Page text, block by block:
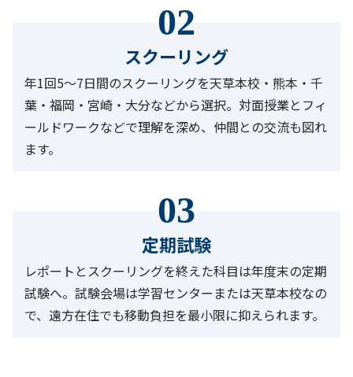
02
スクーリング
年1回5〜7日間のスクーリングを天草本校・熊本・千
葉・福岡・宮崎・大分などから選択。対面授業とフィ
ールドワークなどで理解を深め、仲間との交流も図れ
ます。
03
定期試験
レポートとスクーリングを終えた科目は年度末の定期
試験へ。試験会場は学習センターまたは天草本校なの
で、遠方在住でも移動負担を最小限に抑えられます。